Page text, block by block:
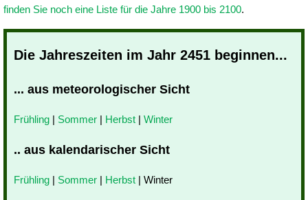
finden Sie noch eine Liste für die Jahre 1900 bis 2100.
Die Jahreszeiten im Jahr 2451 beginnen...
... aus meteorologischer Sicht
Frühling | Sommer | Herbst | Winter
.. aus kalendarischer Sicht
Frühling | Sommer | Herbst | Winter